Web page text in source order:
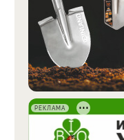
РЕКЛАМА